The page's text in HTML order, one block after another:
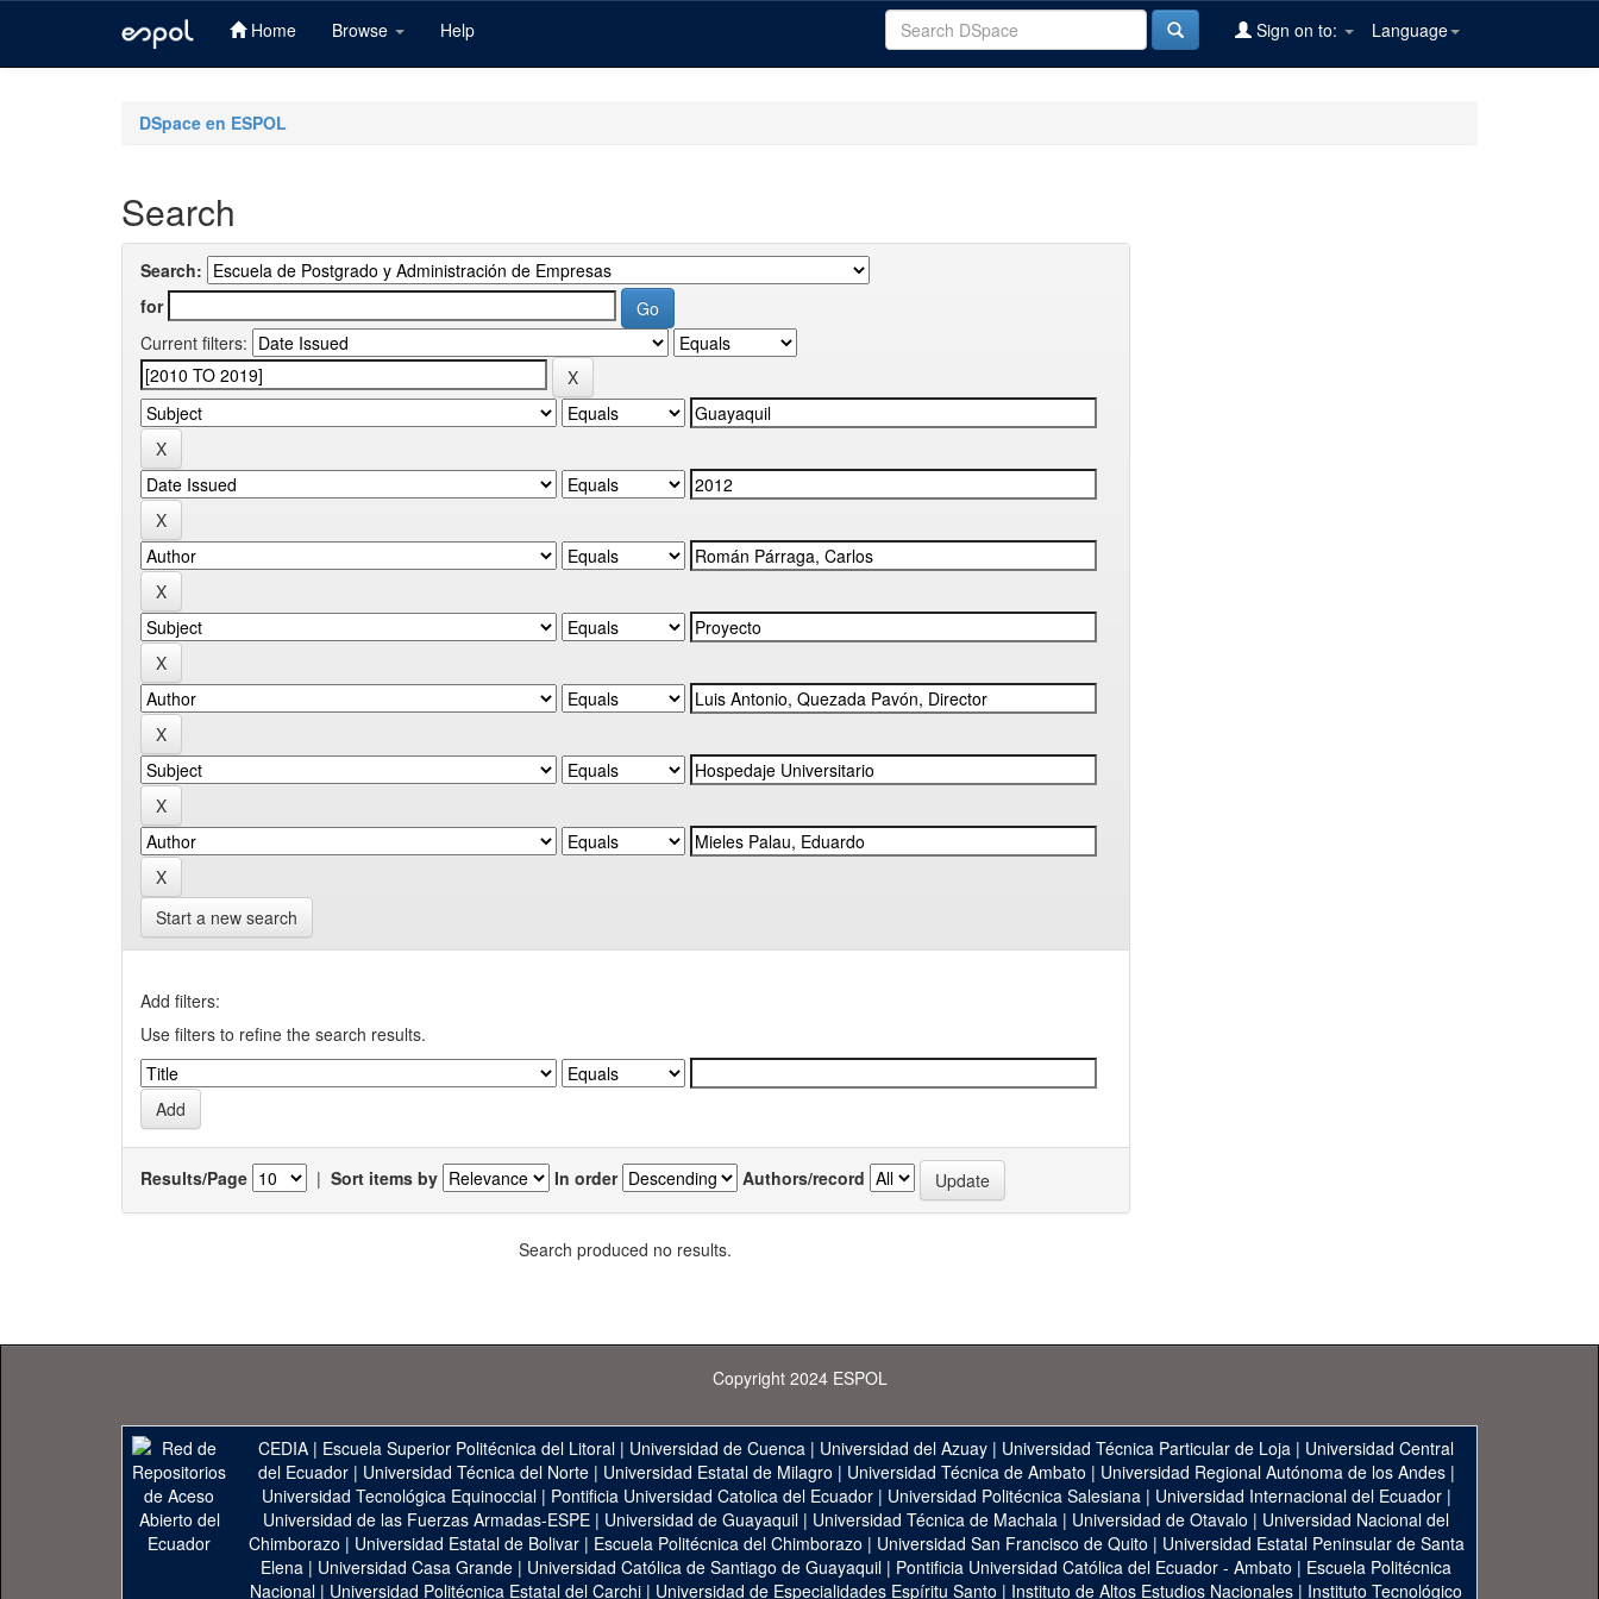
Home Browse Help Language
Sign on to:
DSpace en ESPOL
Search
Search:
for
Current filters:
Start a new search
Add filters:
Use filters to refine the search results.
Results/Page | Sort items by In order Authors/record
Search produced no results.
Copyright 2024 ESPOL
CEDIA | Escuela Superior Politécnica del Litoral | Universidad de Cuenca | Universidad del Azuay | Universidad Técnica Particular de Loja | Universidad Central
del Ecuador| Universidad Técnica del Norte| Universidad Estatal de Milagro | Universidad Técnica de Ambato | Universidad Regional Autónoma de los Andes|
Universidad Tecnológica Equinoccial| Pontificia Universidad Catolica del Ecuador| Universidad Politécnica Salesiana| Universidad Internacional del Ecuador|
Universidad de las Fuerzas Armadas-ESPE | Universidad de Guayaquil | Universidad Técnica de Machala | Universidad de Otavalo | Universidad Nacional del
Chimborazo | Universidad Estatal de Bolivar| Escuela Politécnica del Chimborazo | Universidad San Francisco de Quito | Universidad Estatal Peninsular de Santa
Elena | Universidad Casa Grande | Universidad Católica de Santiago de Guayaquil | Pontificia Universidad Católica del Ecuador - Ambato | Escuela Politécnica
Nacional | Universidad Politécnica Estatal del Carchi | Universidad de Especialidades Espíritu Santo | Instituto de Altos Estudios Nacionales | Instituto Tecnológico